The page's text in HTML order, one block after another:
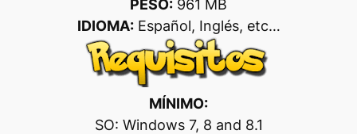
PESO: 961 MB
IDIOMA:Español, Inglés, etc…
MÍNIMO:
SO: Windows 7, 8 and 8.1